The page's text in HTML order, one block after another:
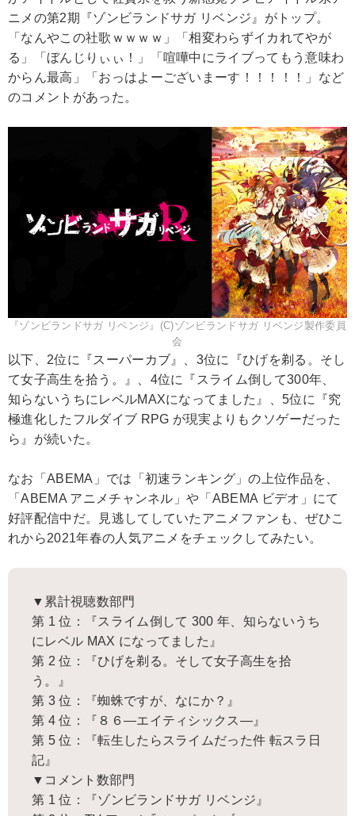
ニメの第2期『ゾンビランドサガ リベンジ』がトップ。
「なんやこの社歌ｗｗｗｗ」「相変わらずイカれてやが
る」「ぼんじりぃぃ！」「喧嘩中にライブってもう意味わ
からん最高」「おっはよーございまーす！！！！！」など
のコメントがあった。
『ゾンビランドサガ リベンジ』(C)ゾンビランドサガ リベンジ製作委員
会
以下、2位に『スーパーカブ』、3位に『ひげを剃る。そし
て女子高生を拾う。』、4位に『スライム倒して300年、
知らないうちにレベルMAXになってました』、5位に『究
極進化したフルダイブ RPG が現実よりもクソゲーだった
ら』が続いた。
なお「ABEMA」では「初速ランキング」の上位作品を、
「ABEMA アニメチャンネル」や「ABEMA ビデオ」にて
好評配信中だ。見逃してしていたアニメファンも、ぜひこ
れから2021年春の人気アニメをチェックしてみたい。
▼累計視聴数部門
第 1 位：『スライム倒して 300 年、知らないうち
にレベル MAX になってました』
第 2 位：『ひげを剃る。そして女子高生を拾
う。』
第 3 位：『蜘蛛ですが、なにか？』
第 4 位：『８６―エイティシックス―』
第 5 位：『転生したらスライムだった件 転スラ日
記』
▼コメント数部門
第 1 位：『ゾンビランドサガ リベンジ』